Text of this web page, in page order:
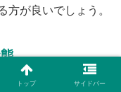
方が良いでしょう。
トップ サイドバー